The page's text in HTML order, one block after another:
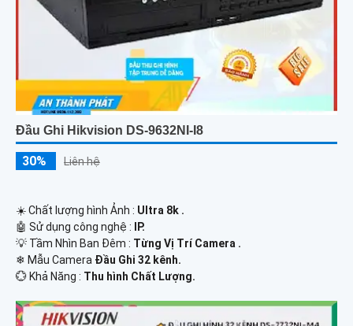
Đầu Ghi Hikvision DS-9632NI-I8
30% Liên hệ
☀️ Chất lượng hình Ảnh : Ultra 8k .
🤖️ Sử dụng công nghệ :
IP.
💡 Tầm Nhìn Ban Đêm : Từng Vị Trí Camera .
❄ Mẫu Camera Đầu Ghi 32 kênh.
️💮 Khả Năng : Thu hình Chất Lượng.